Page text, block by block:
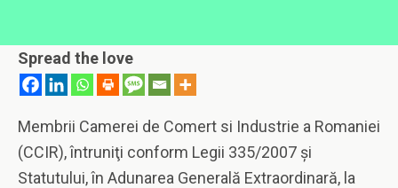
Spread the love
Membrii Camerei de Comert si Industrie a Romaniei
(CCIR), întruniţi conform Legii 335/2007 şi
Statutului, în Adunarea Generală Extraordinară, la